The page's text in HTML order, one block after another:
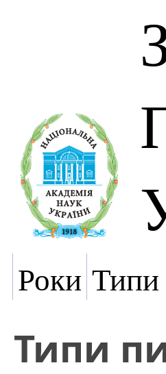
Роки Типи
​Типи